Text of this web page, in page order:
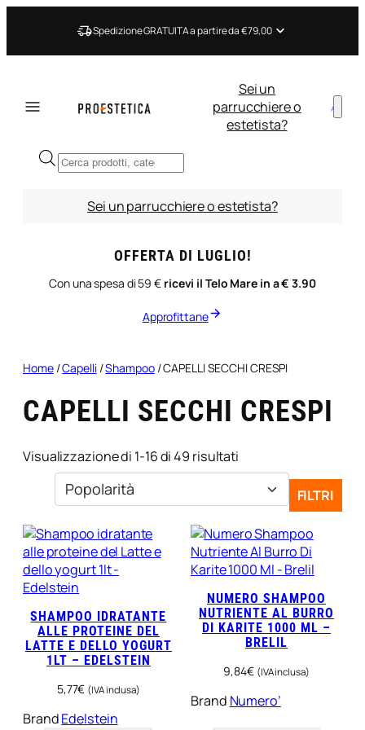
Spedizione GRATUITA a partire da €79,00
Sei un
parrucchiere o
estetista?
Ricerca
prodotti
Sei un parrucchiere o estetista?
OFFERTA DI LUGLIO!
Con una spesa di 59 € ricevi il Telo Mare in a € 3.90
Approfittane
Home/Capelli/Shampoo/ CAPELLI SECCHI CRESPI
CAPELLI SECCHI CRESPI
Visualizzazione di 1-16 di 49 risultati
FILTRI
SHAMPOO IDRATANTE
ALLE PROTEINE DEL
LATTE E DELLO YOGURT
1LT – EDELSTEIN
5,77€ (IVA inclusa)
BrandEdelstein
NUMERO SHAMPOO
NUTRIENTE AL BURRO
DI KARITE 1000 ML –
BRELIL
9,84€ (IVA inclusa)
Brand Numero’